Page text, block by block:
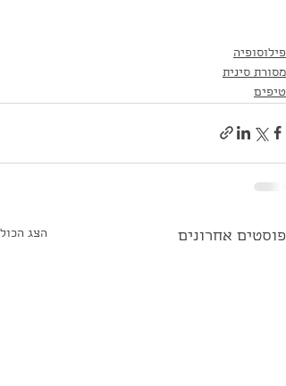
פילוסופיה
מסורת סינית
טיפים
פוסטים אחרונים הצג הכול